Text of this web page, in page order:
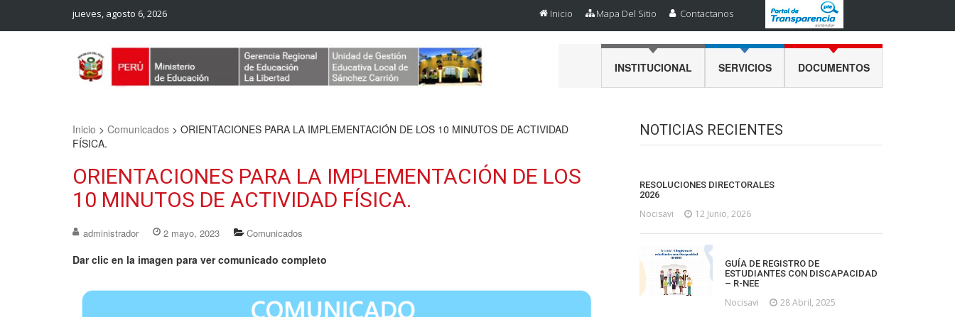
jueves, agosto 6, 2026 Inicio Mapa Del Sitio Contactanos
INSTITUCIONAL SERVICIOS DOCUMENTOS
Inicio > Comunicados > ORIENTACIONES PARA LA IMPLEMENTACIÓN DE LOS 10 MINUTOS DE ACTIVIDAD
FÍSICA.
ORIENTACIONES PARA LA IMPLEMENTACIÓN DE LOS
10 MINUTOS DE ACTIVIDAD FÍSICA.
administrador 2 mayo, 2023 Comunicados
Dar clic en la imagen para ver comunicado completo
NOTICIAS RECIENTES
RESOLUCIONES DIRECTORALES
2026
Nocisavi 12 Junio, 2026
GUÍA DE REGISTRO DE
ESTUDIANTES CON DISCAPACIDAD
– R-NEE
Nocisavi 28 Abril, 2025